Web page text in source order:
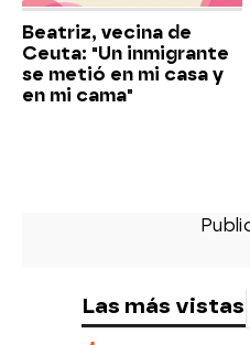
Beatriz, vecina de
Ceuta: "Un inmigrante
se metió en mi casa y
en mi cama"
Las más vistas